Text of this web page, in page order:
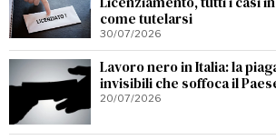
come tutelarsi
30/07/2026
Lavoro nero in Italia: la
invisibili che soffoca il
20/07/2026